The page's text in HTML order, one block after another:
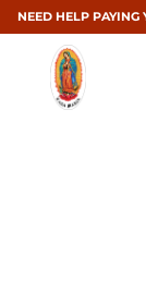
NEED HELP PAYING